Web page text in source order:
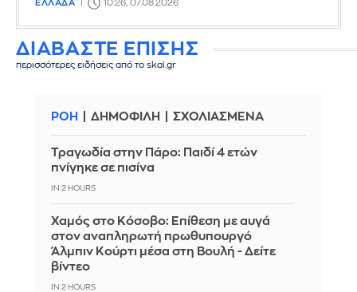
ΕΛΛΑΔΑ 10:26, 07.08.2026
ΔΙΑΒΑΣΤΕ ΕΠΙΣΗΣ
περισσότερες ειδήσεις από το skai.gr
ΡΟΗ ΔΗΜΟΦΙΛΗ ΣΧΟΛΙΑΣΜΕΝΑ
Τραγωδία στην Πάρο: Παιδί 4 ετών
πνίγηκε σε πισίνα
IN 2 HOURS
Χαμός στο Κόσοβο: Επίθεση με αυγά
στον αναπληρωτή πρωθυπουργό
Άλμπιν Κούρτι μέσα στη Βουλή - Δείτε
βίντεο
IN 2 HOURS